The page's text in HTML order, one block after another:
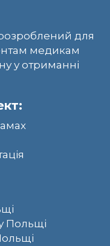
для
медикам
у отриманні
Польщі